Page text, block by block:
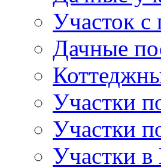
Участок с
Дачные
Участки
Участки
Участки в